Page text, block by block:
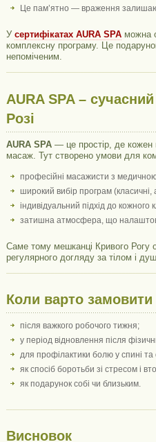
Це пам’ятно — враження
У сертифікатах AURA SPAможна
комплексну програму. Це
непоміченим.
AURA SPA –
Розі
AURA SPA— це простір, де кожен
масаж. Тут створено умови для
професійні масажисти з
широкий вибір програм (класичні,
індивідуальний підхід до кожного
затишна атмосфера, що
Саме тому мешканці Кривого Рогу
регулярного догляду за тілом і
Коли варто
після важкого робочого тижня;
у період відновлення після
для профілактики болю у спині та
як спосіб боротьби зі стресом і
як подарунок собі чи близьким.
Висновок